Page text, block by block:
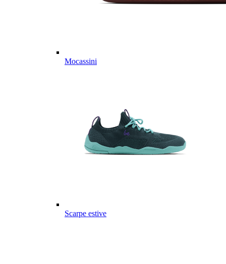
Mocassini
Scarpe estive